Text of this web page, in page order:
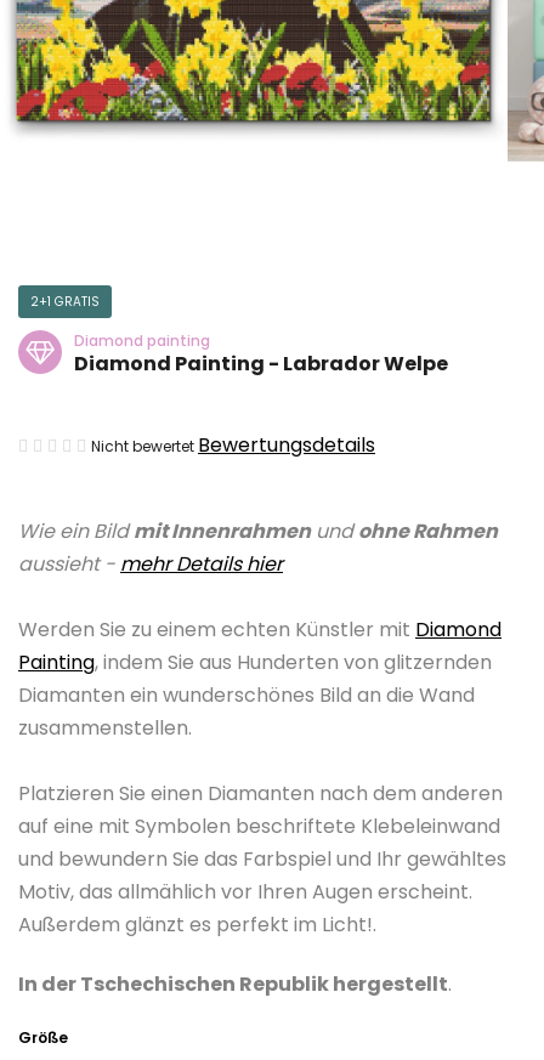
Wie ein Bildmit Innenrahmenundohne Rahmen
aussieht - mehr Details hier
Werden Sie zu einem echten Künstler mit Diamond
Painting, indem Sie aus Hunderten von glitzernden
Diamanten ein wunderschönes Bild an die Wand
zusammenstellen.
Platzieren Sie einen Diamanten nach dem anderen
auf eine mit Symbolen beschriftete Klebeleinwand
und bewundern Sie das Farbspiel und Ihr gewähltes
Motiv, das allmählich vor Ihren Augen erscheint.
Außerdem glänzt es perfekt im Licht!.
In der Tschechischen Republik hergestellt.
Größe
2+1 GRATIS
Diamond painting
Diamond Painting - Labrador Welpe
Die
ist
0,0
5
Sternen.
Nicht bewertet Bewertungsdetails